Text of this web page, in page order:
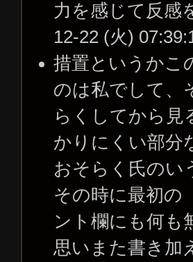
力を感じて反感
12-22 (火)
措置というかこ
のは私でして、
らくしてから見
かりにくい部分
おそらく氏のい
その時に最初の
ント欄にも何も
思いまた書き加